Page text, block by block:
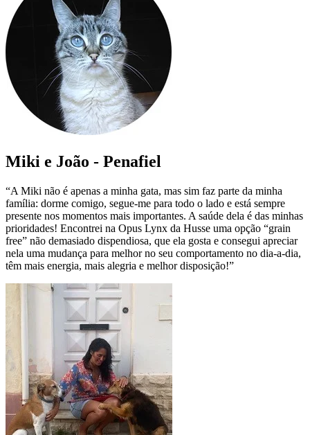
Miki e João - Penafiel
“A Miki não é apenas a minha gata, mas sim faz parte da minha
família: dorme comigo, segue-me para todo o lado e está sempre
presente nos momentos mais importantes. A saúde dela é das minhas
prioridades! Encontrei na Opus Lynx da Husse uma opção “grain
free” não demasiado dispendiosa, que ela gosta e consegui apreciar
nela uma mudança para melhor no seu comportamento no dia-a-dia,
têm mais energia, mais alegria e melhor disposição!”